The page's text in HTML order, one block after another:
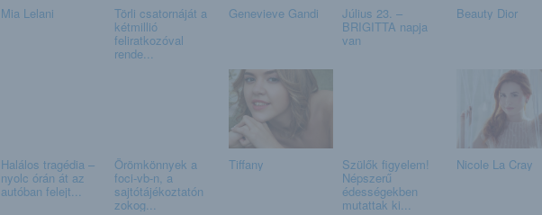
Mia Lelani Törli csatornáját a
kétmillió
feliratkozóval
rende...
Genevieve Gandi Július 23. –
BRIGITTA napja
van
Beauty Dior
Halálos tragédia –
nyolc órán át az
autóban felejt...
Örömkönnyek a
foci-vb-n, a
sajtótájékoztatón
zokog...
Tiffany Szülők figyelem!
Népszerű
édességekben
mutattak ki...
Nicole La Cray